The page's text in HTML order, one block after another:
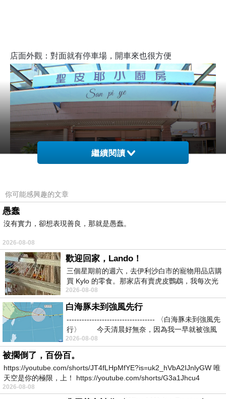
店面外觀：對面就有停車場，開車來也很方便
內用空間：聽老闆娘說她不限用餐時間，不拼翻桌率，就
是希望讓客人在店裡好好享受一份用心做的餐點，體驗慢
活步調
，不過為了維持品質，她們每天只準備固定量的食
材，提早賣完就沒了，
繼續閱讀
你可能感興趣的文章
愚蠢
沒有實力，卻想表現善良，那就是愚蠢。
2026-08-08
歡迎回家，Lando！
三個星期前的週六，去伊利沙白市的寵物用品店購
買 Kylo 的零食。那家店有賣虎皮鸚鵡，我每次光
顧都會去看一下。他們偶爾會引進 C
2026-08-08
白海豚未到強風先行
----------------------------------- 〈白海豚未到強風先
行〉 今天清晨好無奈，因為我一早就被強風
2026-08-08
被擱倒了，百份百。
https://youtube.com/shorts/JT4fLHpMfYE?is=uk2_hVbA2IJnlyGW 唯
天空是你的極限，上！ https://youtube.com/shorts/G3a1Jhcu4
2026-08-08